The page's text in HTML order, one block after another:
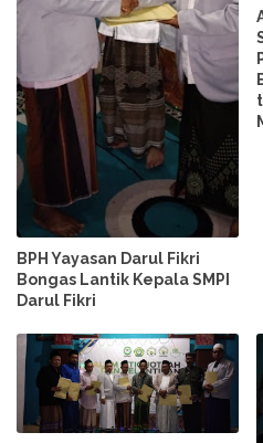
BPH Yayasan Darul Fikri
Bongas Lantik Kepala SMPI
Darul Fikri